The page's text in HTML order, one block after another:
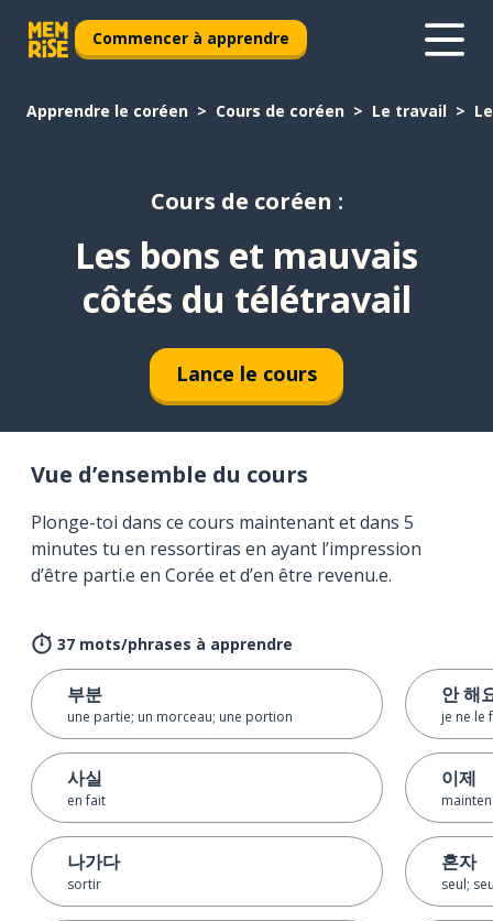
Commencer à apprendre
Apprendre le coréen Cours de coréen Le travail
Cours de coréen :
Les bons et mauvais
côtés du télétravail
Lance le cours
Vue d’ensemble du cours
Plonge-toi dans ce cours maintenant et dans 5
minutes tu en ressortiras en ayant l’impression
d’être parti.e en Corée et d’en être revenu.e.
37 mots/phrases à apprendre
부분
une partie; un morceau; une portion
사실
en fait
나가다
sortir
안 해
je ne le
이제
혼자
seul;